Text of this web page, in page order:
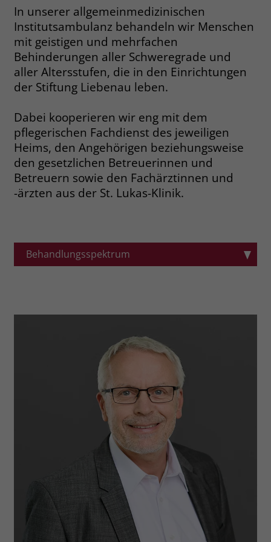
In unserer allgemeinmedizinischen
Institutsambulanz behandeln wir Menschen
mit geistigen und mehrfachen
Behinderungen aller Schweregrade und
aller Altersstufen, die in den Einrichtungen
der Stiftung Liebenau leben.
Dabei kooperieren wir eng mit dem
pflegerischen Fachdienst des jeweiligen
Heims, den Angehörigen beziehungsweise
den gesetzlichen Betreuerinnen und
Betreuern sowie den Fachärztinnen und
-ärzten aus der St. Lukas-Klinik.
Behandlungsspektrum
Vorsorgeuntersuchungen
Gesundheitsprophylaktische
Maßnahmen einschl. offiziell
empfohlener Impfungen
Gruppenvisiten und Hausbesuche
Koordination der
Heilmittelversorgung
Name __cf_bm
Anbieter .fonts.net
Laufzeit 30 Minuten
support Cloudflare Bot Management.
Name JSessionID
Anbieter jobs.stiftung-liebenau.de
Laufzeit Session
allen Seitenanfragen bei.
Name _gcl_au
Anbieter Google Ads
Laufzeit 90 Tage
Name _gcl_aw
Anbieter Google Ads
Laufzeit 90 Tage
Zweck
Werbeanzeige auf die Website gelangt.
Es enthält Informationen darüber,
Anzeige zugewiesen werden können.
_gcl_dc
Google Ads
90 Tage
Dieses Cookie wird gesetzt, wenn ein
User über einen Klick auf eine Google
Werbeanzeige auf die Website gelangt.
Es enthält Informationen darüber,
welche Werbeanzeige geklickt wurde,
sodass erzielte Erfolge wie z.B.
Bestellungen oder Kontaktanfragen der
Anzeige zugewiesen werden können.